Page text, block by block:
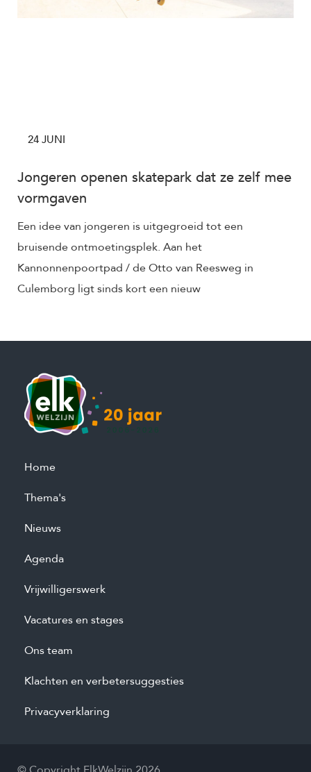
Jongeren openen skatepark dat ze zelf mee
vormgaven
24 JUNI
Een idee van jongeren is uitgegroeid tot een
bruisende ontmoetingsplek. Aan het
Kannonnenpoortpad / de Otto van Reesweg in
Culemborg ligt sinds kort een nieuw
Home
Thema's
Nieuws
Agenda
Vrijwilligerswerk
Vacatures en stages
Ons team
Klachten en verbetersuggesties
Privacyverklaring